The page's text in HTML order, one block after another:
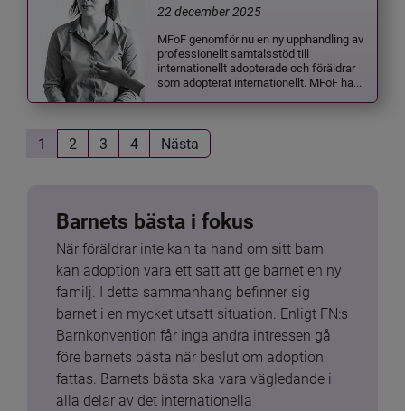
22 december 2025
MFoF genomför nu en ny upphandling av
professionellt samtalsstöd till
internationellt adopterade och föräldrar
som adopterat internationellt. MFoF ha...
1 2 3 4 Nästa
Barnets bästa i fokus
När föräldrar inte kan ta hand om sitt barn
kan adoption vara ett sätt att ge barnet en ny
familj. I detta sammanhang befinner sig
barnet i en mycket utsatt situation. Enligt FN:s
Barnkonvention får inga andra intressen gå
före barnets bästa när beslut om adoption
fattas. Barnets bästa ska vara vägledande i
alla delar av det internationella